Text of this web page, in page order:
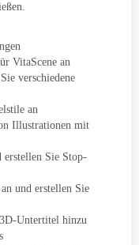
VitaScene an
verschiedene
an
Illustrationen mit
Sie Stop-
und erstellen Sie
Untertitel hinzu